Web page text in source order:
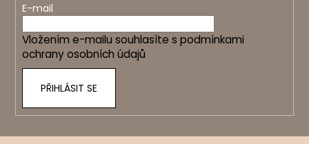
E-mail
Vložením e-mailu souhlasíte s podmínkami
ochrany osobních údajů
PŘIHLÁSIT SE